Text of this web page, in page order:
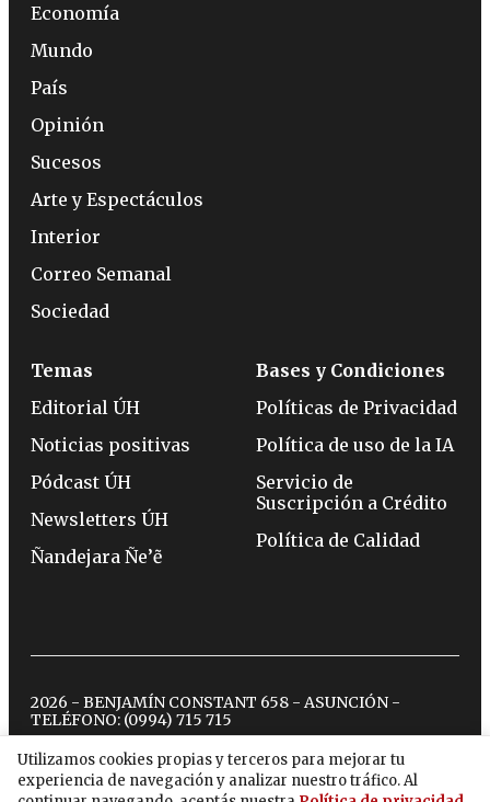
Utilizamos cookies propias y terceros para mejorar tu
experiencia de navegación y analizar nuestro tráfico. Al
Economía
Mundo
País
Opinión
Sucesos
Arte y Espectáculos
Interior
Correo Semanal
Sociedad
Temas
Editorial ÚH
Noticias positivas
Pódcast ÚH
Newsletters ÚH
Ñandejara Ñe’ẽ
Bases y Condiciones
Políticas de Privacidad
Política de uso de la IA
Servicio de
Suscripción a Crédito
Política de Calidad
2026 - BENJAMÍN CONSTANT 658 - ASUNCIÓN -
TELÉFONO: (0994) 715 715
twitterinstagram
facebook
tiktokyoutubespotify